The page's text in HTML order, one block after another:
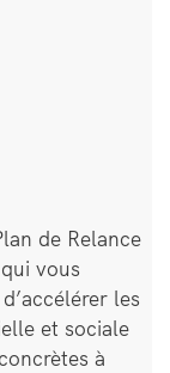
de Relance
vous
les
et sociale
à